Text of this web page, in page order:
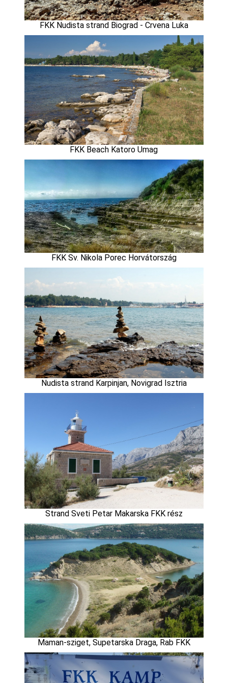
FKK Nudista strand Biograd - Crvena Luka
FKK Beach Katoro Umag
FKK Sv. Nikola Porec Horvátország
Nudista strand Karpinjan, Novigrad Isztria
Strand Sveti Petar Makarska FKK rész
Maman-sziget, Supetarska Draga, Rab FKK